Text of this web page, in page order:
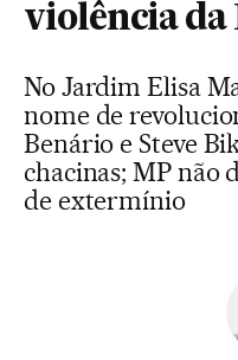
violência da
No Jardim Elisa
nome de
Benário e Steve
chacinas; MP não
de extermínio